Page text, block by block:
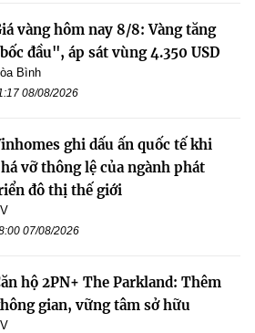
vàng hôm nay 8/8: Vàng tăng
đầu", áp sát vùng 4.350 USD
Bình
08/08/2026
ghi dấu ấn quốc tế khi
vỡ thông lệ của ngành phát
đô thị thế giới
07/08/2026
hộ 2PN+ The Parkland: Thêm
gian, vững tâm sở hữu